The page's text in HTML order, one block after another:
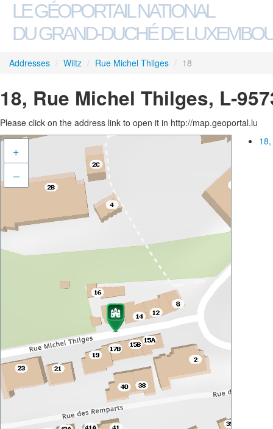
LE GÉOPORTAIL NATIONAL
DU GRAND-DUCHÉ DE
Addresses / Wiltz / Rue Michel Thilges / 18
18, Rue Michel Thilges, L-
Please click on the address link to open it in http://map.geoportal.lu
+
–